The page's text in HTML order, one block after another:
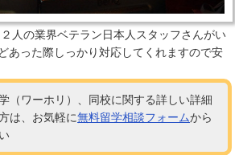
人の業界ベテラン日本人スタッフさんがい
あった際しっかり対応してくれますので安
（ワーホリ）、同校に関する詳しい詳細
は、お気軽に無料留学相談フォームから